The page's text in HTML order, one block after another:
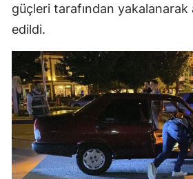
güçleri tarafından yakalanarak
edildi.